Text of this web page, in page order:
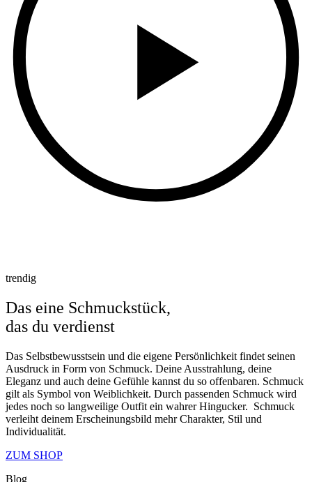
trendig
Das eine Schmuckstück,
das du verdienst
Das Selbstbewusstsein und die eigene Persönlichkeit findet seinen
Ausdruck in Form von Schmuck. Deine Ausstrahlung, deine
Eleganz und auch deine Gefühle kannst du so offenbaren. Schmuck
gilt als Symbol von Weiblichkeit. Durch passenden Schmuck wird
jedes noch so langweilige Outfit ein wahrer Hingucker. Schmuck
verleiht deinem Erscheinungsbild mehr Charakter, Stil und
Individualität.
ZUM SHOP
Blog